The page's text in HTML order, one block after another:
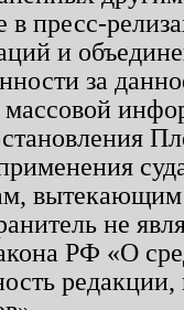
пресс-
и
за
массовой
вытекающим
не
РФ «О